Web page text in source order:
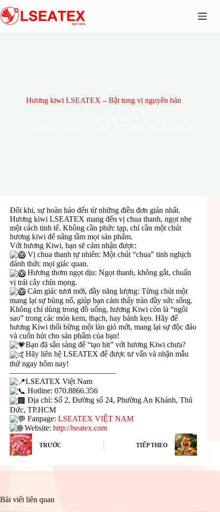
đến
phần
Hương kiwi LSEATEX – Bật tung vị nguyên bản
Đôi khi, sự hoàn hảo đến từ những điều đơn giản nhất.
Hương kiwi LSEATEX mang đến vị chua thanh, ngọt nhẹ
một cách tinh tế. Không cần phức tạp, chỉ cần một chút
hương kiwi để nâng tầm mọi sản phẩm.
Với hương Kiwi, bạn sẽ cảm nhận được:
Vị chua thanh tự nhiên: Một chút “chua” tinh nghịch
đánh thức mọi giác quan.
Hương thơm ngọt dịu: Ngọt thanh, không gắt, chuẩn
vị trái cây chín mọng.
Cảm giác tươi mới, đầy năng lượng: Từng chút một
mang lại sự bùng nổ, giúp bạn cảm thấy tràn đầy sức sống.
Không chỉ dùng trong đồ uống, hương Kiwi còn là “ngôi
sao” trong các món kem, thạch, hay bánh kẹo. Hãy để
hương Kiwi thổi bừng một làn gió mới, mang lại sự độc đáo
và cuốn hút cho sản phẩm của bạn!
Bạn đã sẵn sàng để “tạo hit” với hương Kiwi chưa?
Hãy liên hệ LSEATEX để được tư vấn và nhận mẫu
thử ngay hôm nay!
—————————————–
LSEATEX Việt Nam
Hotline: 070.8866.356
Địa chỉ: Số 2, Đường số 24, Phường An Khánh, Thủ
Đức, TP.HCM
Fanpage: LSEATEX VIỆT NAM
Website: http://lseatex.com
TRƯỚC TIẾP THEO
Bài viết liên quan